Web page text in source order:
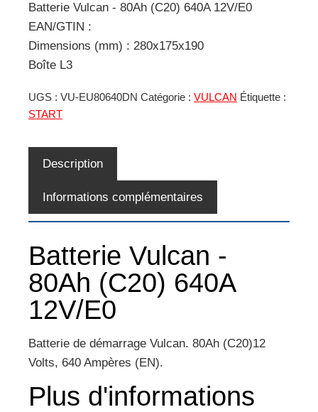
Batterie Vulcan - 80Ah (C20) 640A 12V/E0
EAN/GTIN :
Dimensions (mm) : 280x175x190
Boîte L3
UGS : VU-EU80640DN Catégorie : VULCAN Étiquette :
START
Description
Informations complémentaires
Batterie Vulcan -
80Ah (C20) 640A
12V/E0
Batterie de démarrage Vulcan. 80Ah (C20)12
Volts, 640 Ampères (EN).
Plus d'informations